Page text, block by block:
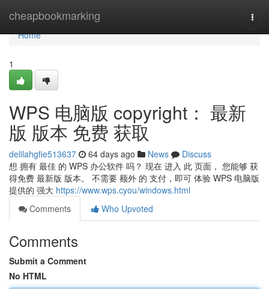
cheapbookmarking
Home
Home
1
WPS 电脑版 copyright： 最新
版 版本 免费 获取
delilahgfie513637 64 days ago News
Discuss
想 拥有 最佳 的 WPS 办公软件 吗？ 现在 进入 此 页面， 您能够 获
得免费 最新版 版本。 不需要 额外 的 支付，即可 体验 WPS 电脑版
提供的 强大 https://www.wps.cyou/windows.html
Comments
Who Upvoted
Comments
Submit a Comment
No HTML